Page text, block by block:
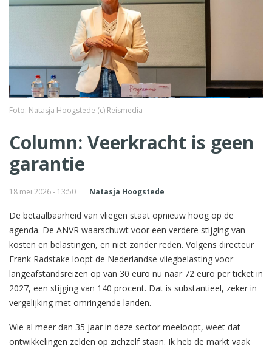
Foto: Natasja Hoogstede (c) Reismedia
Column: Veerkracht is geen
garantie
18 mei 2026 - 13:50 Natasja Hoogstede
De betaalbaarheid van vliegen staat opnieuw hoog op de
agenda. De ANVR waarschuwt voor een verdere stijging van
kosten en belastingen, en niet zonder reden. Volgens directeur
Frank Radstake loopt de Nederlandse vliegbelasting voor
langeafstandsreizen op van 30 euro nu naar 72 euro per ticket in
2027, een stijging van 140 procent. Dat is substantieel, zeker in
vergelijking met omringende landen.
Wie al meer dan 35 jaar in deze sector meeloopt, weet dat
ontwikkelingen zelden op zichzelf staan. Ik heb de markt vaak